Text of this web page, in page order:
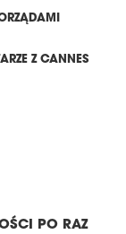
Z CANNES
PO RAZ